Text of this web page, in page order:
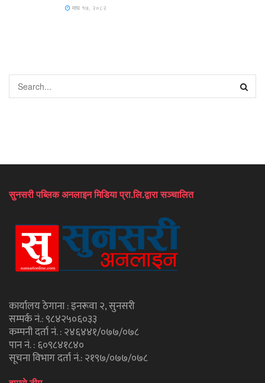
माघ १७, २०८२
सुनसरी पब्लिक अनलाइन मिडिया प्रा.लि.द्वारा सञ्चालित
कार्यालय ठेगाना : इनरूवा २, सुनसरी
सम्पर्क नं.: ९८४२५०६०३३
कम्पनी दर्ता नं. : २४६४४१/०७७/०७८
पान नं. : ६०९८४१८४०
सूचना विभाग दर्ता नं.: २१९७/०७७/०७८